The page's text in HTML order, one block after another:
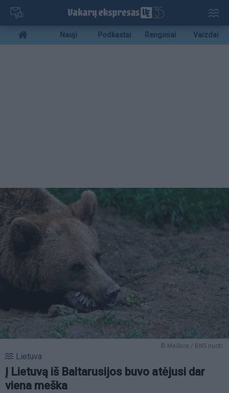
Pereiti
pagrindinį
turinį
Mobile
menu
Nauji Podkastai Renginiai Vaizdai
© Meškos / BNS nuotr.
Lietuva
Į Lietuvą iš Baltarusijos buvo atėjusi dar
viena meška